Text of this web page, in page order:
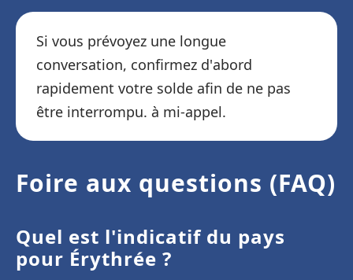
Si vous prévoyez une longue
conversation, confirmez d'abord
rapidement votre solde afin de ne pas
être interrompu. à mi-appel.
Foire aux questions (FAQ)
Quel est l'indicatif du pays
pour Érythrée ?